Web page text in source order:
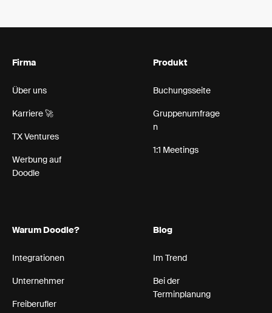
Firma
Über uns
Karriere 🚀
TX Ventures
Werbung auf
Doodle
Produkt
Buchungsseite
Gruppenumfrage
n
1:1 Meetings
Warum Doodle?
Integrationen
Unternehmer
Freiberufler
Blog
Im Trend
Bei der
Terminplanung